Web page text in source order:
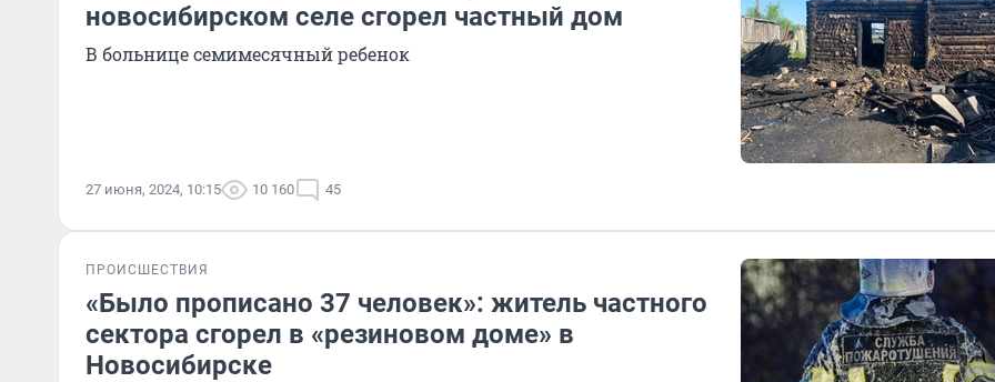
новосибирском селе сгорел частный дом
В больнице семимесячный ребенок
27 июня, 2024, 10:15 10 160 45
ПРОИСШЕСТВИЯ
«Было прописано 37 человек»: житель частного
сектора сгорел в «резиновом доме» в
Новосибирске